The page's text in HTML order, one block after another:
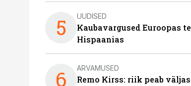
5 UUDISED
Kaubavargused Euroopas
Hispaanias
6 ARVAMUSED
Remo Kirss: riik peab